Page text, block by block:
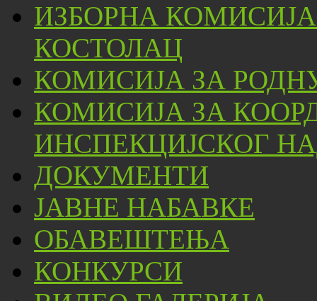
ИЗБОРНА
КОСТОЛАЦ
КОМИСИЈА ЗА
КОМИСИЈА ЗА
ИНСПЕКЦИЈСКОГ
ДОКУМЕНТИ
ЈАВНЕ НАБАВКЕ
ОБАВЕШТЕЊА
КОНКУРСИ